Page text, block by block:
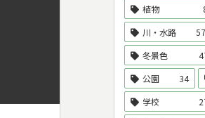
植物
川・水路
57
冬景色
公園
34
学校